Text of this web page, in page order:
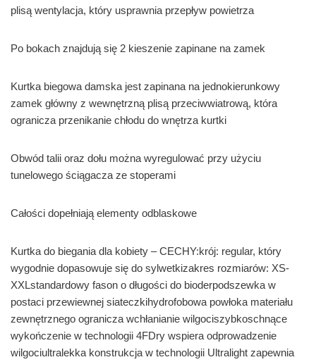
plisą wentylacja, który usprawnia przepływ powietrza
Po bokach znajdują się 2 kieszenie zapinane na zamek
Kurtka biegowa damska jest zapinana na jednokierunkowy
zamek główny z wewnętrzną plisą przeciwwiatrową, która
ogranicza przenikanie chłodu do wnętrza kurtki
Obwód talii oraz dołu można wyregulować przy użyciu
tunelowego ściągacza ze stoperami
Całości dopełniają elementy odblaskowe
Kurtka do biegania dla kobiety – CECHY:krój: regular, który
wygodnie dopasowuje się do sylwetkizakres rozmiarów: XS-
XXLstandardowy fason o długości do bioderpodszewka w
postaci przewiewnej siateczkihydrofobowa powłoka materiału
zewnętrznego ogranicza wchłanianie wilgociszybkoschnące
wykończenie w technologii 4FDry wspiera odprowadzenie
wilgociultralekka konstrukcja w technologii Ultralight zapewnia